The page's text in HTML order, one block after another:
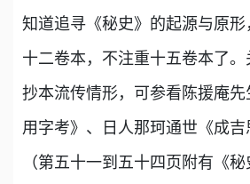
知道追寻《秘史》的起源与原
十二卷本，不注重十五卷本了。
抄本流传情形，可参看陈援庵
用字考》、日人那珂通世《成
（第五十一到五十四页附有《